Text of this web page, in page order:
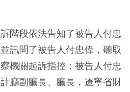
階段依法告知了被告人付忠
訊問了被告人付忠偉，聽取
機關起訴指控：被告人付忠
廳副廳長、廳長，遼寧省財